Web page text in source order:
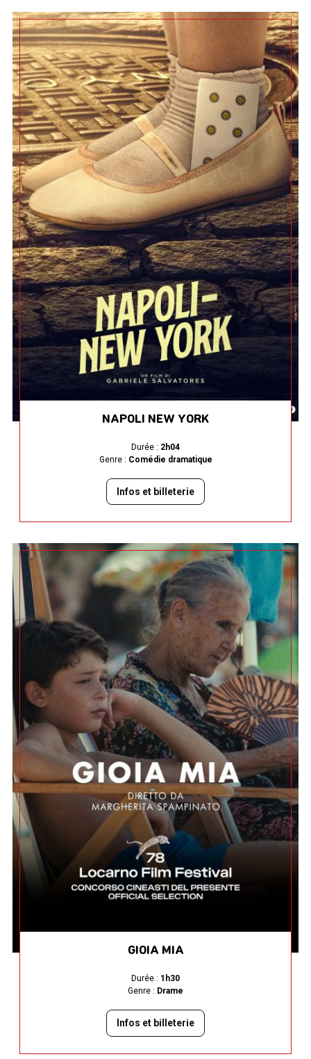
NAPOLI NEW YORK
Durée : 2h04
Genre : Comédie dramatique
Infos et billeterie
GIOIA MIA
Durée : 1h30
Genre : Drame
Infos et billeterie